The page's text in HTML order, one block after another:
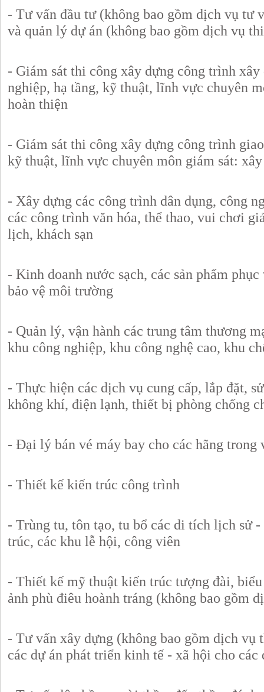
- Tư vấn đầu tư (không bao gồm dịch vụ tư
và quản lý dự án (không bao gồm dịch vụ
- Giám sát thi công xây dựng công trình xây
nghiệp, hạ tầng, kỹ thuật, lĩnh vực chuyên
hoàn thiện
- Giám sát thi công xây dựng công trình
kỹ thuật, lĩnh vực chuyên môn giám sát:
- Xây dựng các công trình dân dụng, công
các công trình văn hóa, thể thao, vui chơi
lịch, khách sạn
- Kinh doanh nước sạch, các sản phẩm
bảo vệ môi trường
- Quản lý, vận hành các trung tâm thương
khu công nghiệp, khu công nghệ cao, khu
- Thực hiện các dịch vụ cung cấp, lắp đặt,
không khí, điện lạnh, thiết bị phòng chống
- Đại lý bán vé máy bay cho các hãng trong
- Thiết kế kiến trúc công trình
- Trùng tu, tôn tạo, tu bổ các di tích lịch sử -
trúc, các khu lễ hội, công viên
- Thiết kế mỹ thuật kiến trúc tượng đài,
ảnh phù điêu hoành tráng (không bao gồm
- Tư vấn xây dựng (không bao gồm dịch vụ
các dự án phát triển kinh tế - xã hội cho